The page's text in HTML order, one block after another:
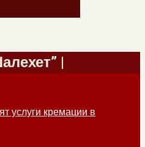
|
услуги кремации в